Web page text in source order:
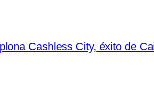
Cashless City, éxito de